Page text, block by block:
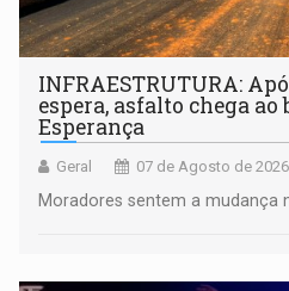
INFRAESTRUTURA:
espera, asfalto chega
Esperança
Geral 07 de Agosto de
Moradores sentem a mudança